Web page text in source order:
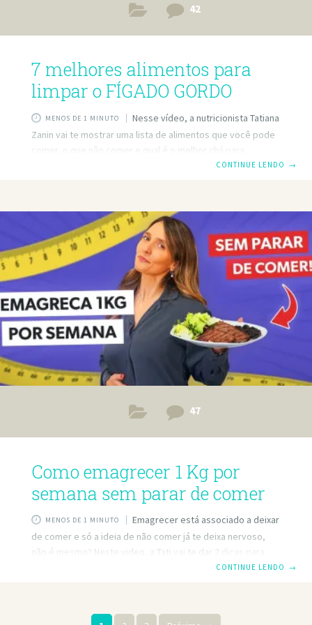
42
7 melhores alimentos para
limpar o FÍGADO GORDO
MENOS DE 1 MINUTO
Nesse vídeo, a nutricionista Tatiana
Zanin vai te mostrar uma lista de alimentos que você pode
comer, o que não comer e qual é o melhor chá para
complementar a dieta para gordura no fígado. O principal
que não inclua bebidas alcoólicas e rica em ômega 3, é
fundamental. Veja aqui a lista de alimentos que pode comer
quando tem fígado gordo:
https://www.tuasaude.com/dieta-para-gordura-no-figado/
https://www.tuasaude.com/figado-o-que-comer/
CONTINUE LENDO →
47
Como emagrecer 1 Kg por
semana sem parar de comer
MENOS DE 1 MINUTO
Emagrecer está associado a deixar
de comer e só a ideia de não comer já te deixa nervoso,
não é mesmo? Neste video, a Tati vai te dar 2 dicas para
perder 1Kg por semana e continuar a comer tudo o que
começar a ver as diferenças no seu corpo sem ter de fazer
CONTINUE LENDO →